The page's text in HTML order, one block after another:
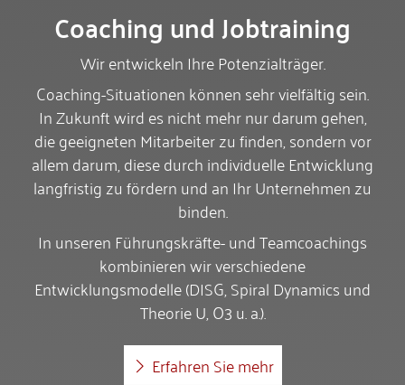
Coaching und Jobtraining
Wir entwickeln Ihre Potenzialträger.
Coaching-Situationen können sehr vielfältig sein.
In Zukunft wird es nicht mehr nur darum gehen,
die geeigneten Mitarbeiter zu finden, sondern vor
allem darum, diese durch individuelle Entwicklung
langfristig zu fördern und an Ihr Unternehmen zu
binden.
In unseren Führungskräfte- und Teamcoachings
kombinieren wir verschiedene
Entwicklungsmodelle (DISG, Spiral Dynamics und
Theorie U, O3 u. a.).
Erfahren Sie mehr